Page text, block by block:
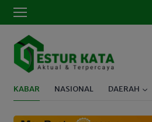
KABAR NASIONAL DAERAH